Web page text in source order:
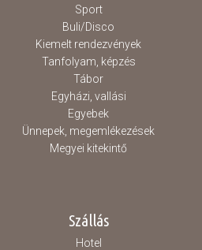
Sport
Buli/Disco
Kiemelt rendezvények
Tanfolyam, képzés
Tábor
Egyházi, vallási
Egyebek
Ünnepek, megemlékezések
Megyei kitekintő
Szállás
Hotel